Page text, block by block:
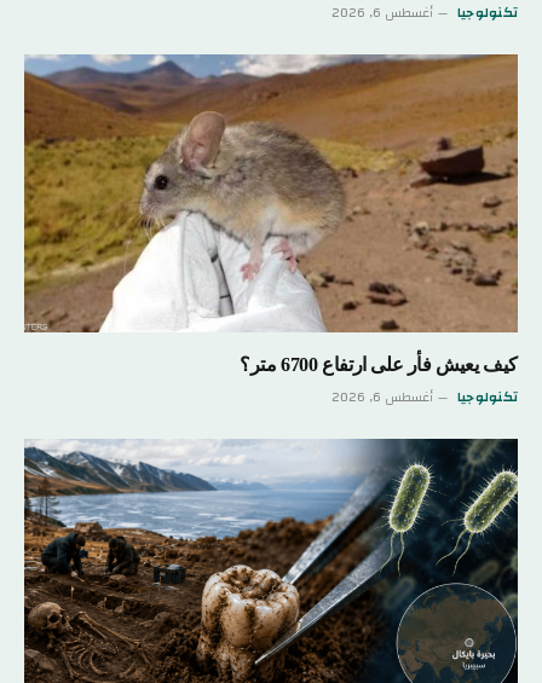
تكنولوجيا أغسطس 6, 2026
كيف يعيش فأر على ارتفاع 6700 متر؟
تكنولوجيا أغسطس 6, 2026